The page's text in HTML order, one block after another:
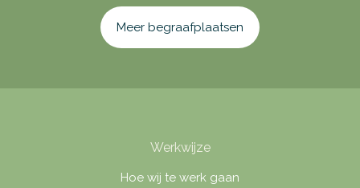
Meer begraafplaatsen
Werkwijze
Hoe wij te werk gaan